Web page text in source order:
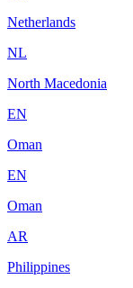
Netherlands
NL
North Macedonia
EN
Oman
EN
Oman
AR
Philippines